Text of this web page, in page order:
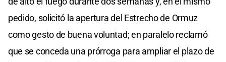
pedido, solicitó la apertura del Estrecho de Ormuz
como gesto de buena voluntad; en paralelo reclamó
que se conceda una prórroga para ampliar el plazo de